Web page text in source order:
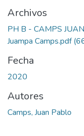
Archivos
PH B - CAMPS
Juampa Camps.pdf
Fecha
2020
Autores
Camps, Juan Pablo